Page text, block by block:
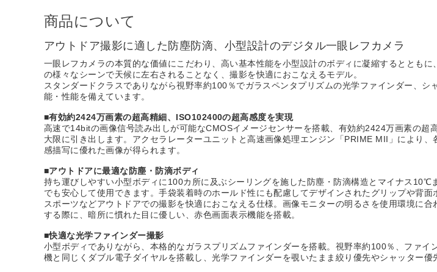
商品について
アウトドア撮影に適した防塵防滴、小型設計のデジタル一眼レフカメラ
一眼レフカメラの本質的な価値にこだわり、高い基本性能を小型設計のボディに凝縮するととも
の様々なシーンで天候に左右されることなく、撮影を快適におこなえるモデル。
スタンダードクラスでありながら視野率約100％でガラスペンタプリズムの光学ファインダー、
能・性能を備えています。
■有効約2424万画素の超高精細、ISO102400の超高感度を実現
高速で14bitの画像信号読み出しが可能なCMOSイメージセンサーを搭載、有効約2424万画素の
大限に引き出します。アクセラレーターユニットと高速画像処理エンジン「PRIME MII」により
感描写に優れた画像が得られます。
■アウトドアに最適な防塵・防滴ボディ
持ち運びしやすい小型ボディに100カ所に及ぶシーリングを施した防塵・防滴構造とマイナス
でも安心して使用できます。手袋装着時のホールド性にも配慮してデザインされたグリップや背
スポーツなどアウトドアでの撮影を快適におこなえる仕様。画像モニターの明るさを使用環境に
する際に、暗所に慣れた目に優しい、赤色画面表示機能を搭載。
■快適な光学ファインダー撮影
小型ボディでありながら、本格的なガラスプリズムファインダーを搭載。視野率約100％、ファ
機と同じくダブル電子ダイヤルを搭載し、光学ファインダーを覗いたまま絞り優先やシャッター